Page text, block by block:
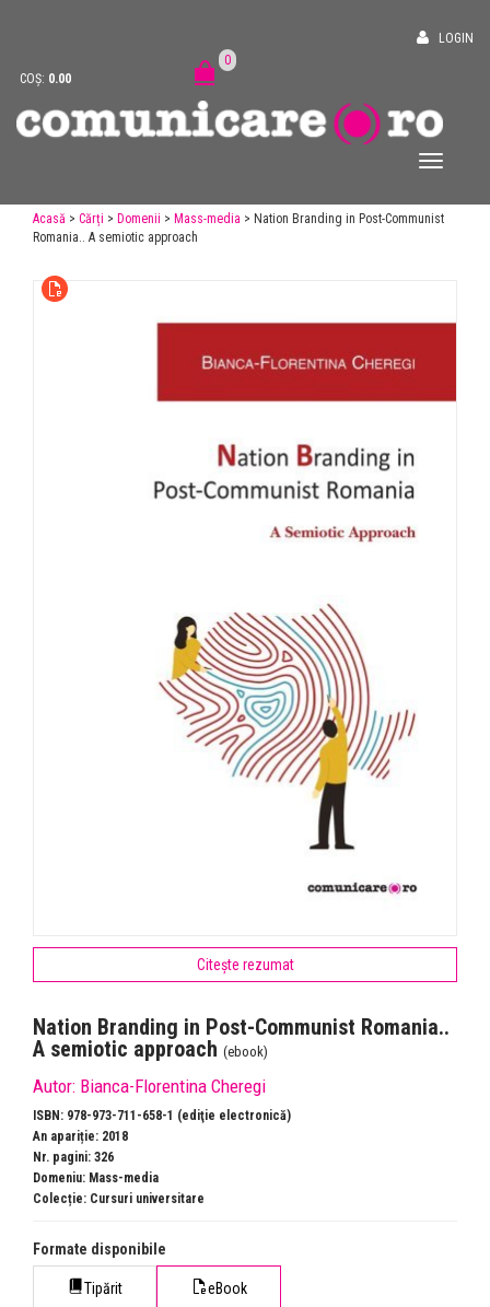
LOGIN
COȘ: 0.00
0
Acasă > Cărți > Domenii > Mass-media > Nation Branding in Post-Communist
Romania.. A semiotic approach
Citește rezumat
Nation Branding in Post-Communist Romania..
A semiotic approach (ebook)
Autor: Bianca-Florentina Cheregi
ISBN: 978-973-711-658-1 (ediţie electronică)
An apariție: 2018
Nr. pagini: 326
Domeniu: Mass-media
Colecție: Cursuri universitare
Formate disponibile
Tipărit eBook